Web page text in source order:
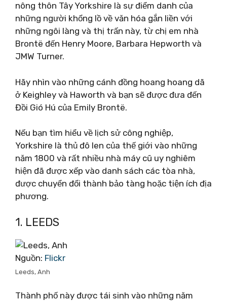
nông thôn Tây Yorkshire là sự điểm danh của
những người khổng lồ về văn hóa gắn liền với
những ngôi làng và thị trấn này, từ chị em nhà
Brontë đến Henry Moore, Barbara Hepworth và
JMW Turner.
Hãy nhìn vào những cánh đồng hoang hoang dã
ở Keighley và Haworth và bạn sẽ được đưa đến
Đồi Gió Hú của Emily Brontë.
Nếu bạn tìm hiểu về lịch sử công nghiệp,
Yorkshire là thủ đô len của thế giới vào những
năm 1800 và rất nhiều nhà máy cũ uy nghiêm
hiện đã được xếp vào danh sách các tòa nhà,
được chuyển đổi thành bảo tàng hoặc tiện ích địa
phương.
1. LEEDS
Nguồn: Flickr
Leeds, Anh
Thành phố này được tái sinh vào những năm